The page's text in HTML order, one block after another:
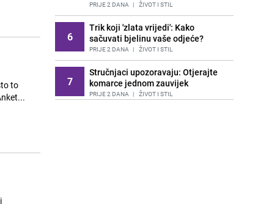
to
PRIJE 2 DANA | ŽIVOT I STIL
6
Trik koji 'zlata vrijedi': Kako
sačuvati bjelinu vaše odjeće?
PRIJE 2 DANA | ŽIVOT I STIL
7
Stručnjaci upozoravaju: Otjerajte
komarce jednom zauvijek
PRIJE 2 DANA | ŽIVOT I STIL